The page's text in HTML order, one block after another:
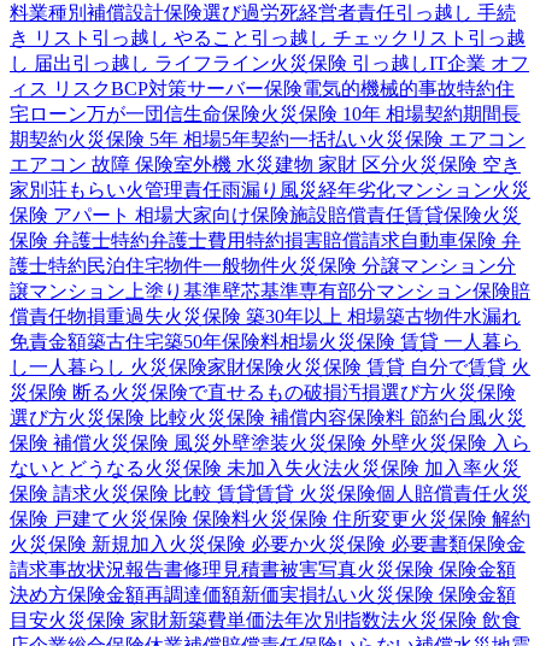
料業種別 補償設計保険選び過労死経営者責任引っ越し 手続
き リスト 引っ越し やること 引っ越し チェックリスト 引っ越
し 届出引っ越し ライフライン火災保険 引っ越しIT企業 オフ
ィス リスクBCP対策サーバー保険電気的機械的事故特約住
宅ローン万が一団信生命保険火災保険 10年 相場契約期間長
期契約火災保険 5年 相場5年契約一括払い火災保険 エアコン
エアコン 故障 保険室外機 水災建物 家財 区分火災保険 空き
家別荘もらい火管理責任雨漏り 風災経年劣化マンション火災
保険 アパート 相場大家向け保険施設賠償責任賃貸保険火災
保険 弁護士特約弁護士費用特約損害賠償請求自動車保険 弁
護士特約民泊住宅物件一般物件火災保険 分譲マンション分
譲マンション 上塗り基準壁芯基準専有部分マンション保険賠
償責任物損重過失火災保険 築30年以上 相場築古物件水漏れ
免責金額築古住宅築50年保険料相場火災保険 賃貸 一人暮ら
し一人暮らし 火災保険家財保険火災保険 賃貸 自分で賃貸 火
災保険 断る火災保険で直せるもの破損汚損選び方火災保険
選び方火災保険 比較火災保険 補償内容保険料 節約台風火災
保険 補償火災保険 風災外壁塗装火災保険 外壁火災保険 入ら
ないとどうなる火災保険 未加入 失火法火災保険 加入率火災
保険 請求火災保険 比較 賃貸賃貸 火災保険個人賠償責任火災
保険 戸建て火災保険 保険料火災保険 住所変更火災保険 解約
火災保険 新規加入 火災保険 必要か火災保険 必要書類保険金
請求事故状況報告書修理見積書被害写真火災保険 保険金額
決め方保険金額再調達価額新価実損払い火災保険 保険金額
目安火災保険 家財新築費単価法年次別指数法火災保険 飲食